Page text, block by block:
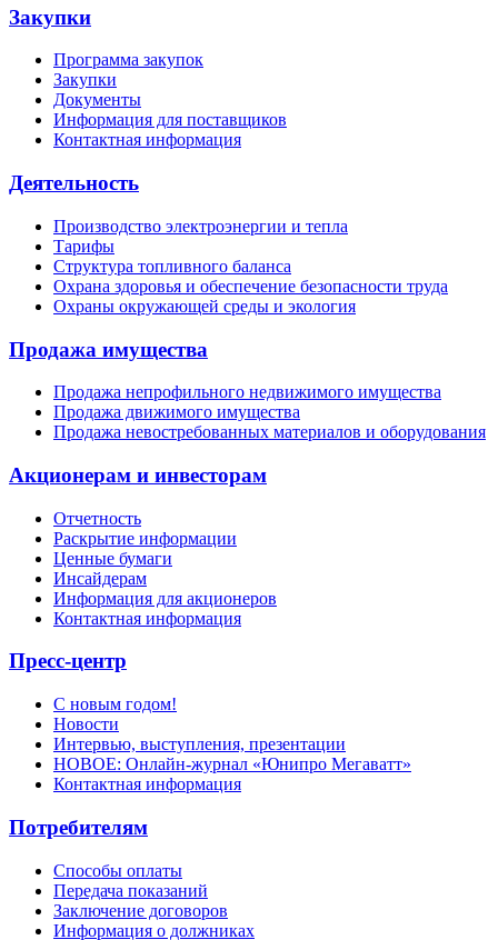
Закупки
Программа закупок
Закупки
Документы
Информация для поставщиков
Контактная информация
Деятельность
Производство электроэнергии и тепла
Тарифы
Структура топливного баланса
Охрана здоровья и обеспечение безопасности труда
Охраны окружающей среды и экология
Продажа имущества
Продажа непрофильного недвижимого имущества
Продажа движимого имущества
Продажа невостребованных материалов и оборудования
Акционерам и инвесторам
Отчетность
Раскрытие информации
Ценные бумаги
Инсайдерам
Информация для акционеров
Контактная информация
Пресс-центр
С новым годом!
Новости
Интервью, выступления, презентации
НОВОЕ: Онлайн-журнал «Юнипро Мегаватт»
Контактная информация
Потребителям
Способы оплаты
Передача показаний
Заключение договоров
Информация о должниках